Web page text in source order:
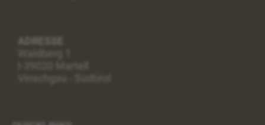
ADRESSE
Waldberg 1
I-39020 Martell
Vinschgau - Südtirol